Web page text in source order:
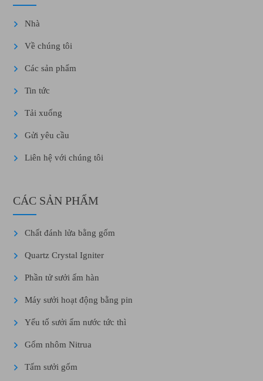
Nhà
Về chúng tôi
Các sản phẩm
Tin tức
Tải xuống
Gửi yêu cầu
Liên hệ với chúng tôi
CÁC SẢN PHẨM
Chất đánh lửa bằng gốm
Quartz Crystal Igniter
Phần tử sưởi ấm hàn
Máy sưởi hoạt động bằng pin
Yếu tố sưởi ấm nước tức thì
Gốm nhôm Nitrua
Tấm sưởi gốm